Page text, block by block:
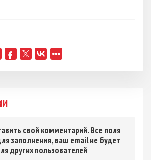
свой комментарий. Все поля
заполнения, ваш email не будет
других пользователей